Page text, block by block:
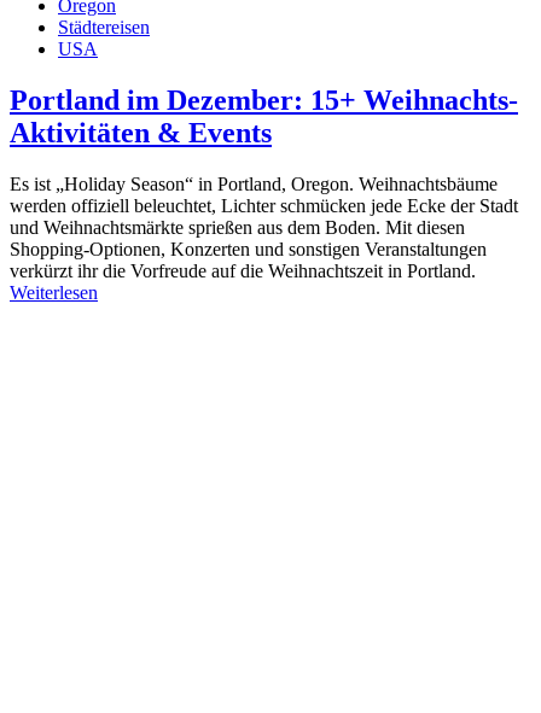
Oregon
Städtereisen
USA
Portland im Dezember: 15+ Weihnachts-
Aktivitäten & Events
Es ist „Holiday Season“ in Portland, Oregon. Weihnachtsbäume
werden offiziell beleuchtet, Lichter schmücken jede Ecke der Stadt
und Weihnachtsmärkte sprießen aus dem Boden. Mit diesen
Shopping-Optionen, Konzerten und sonstigen Veranstaltungen
verkürzt ihr die Vorfreude auf die Weihnachtszeit in Portland.
Weiterlesen